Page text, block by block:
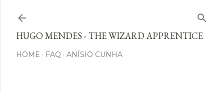
HUGO MENDES - THE WIZARD APPRENTICE
HOME FAQ ANÍSIO CUNHA